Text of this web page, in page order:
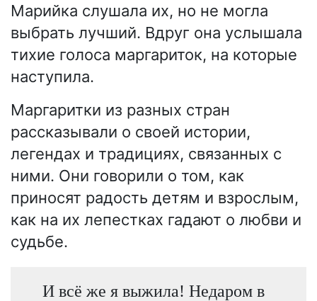
Марийка слушала их, но не могла
выбрать лучший. Вдруг она услышала
тихие голоса маргариток, на которые
наступила.
Маргаритки из разных стран
рассказывали о своей истории,
легендах и традициях, связанных с
ними. Они говорили о том, как
приносят радость детям и взрослым,
как на их лепестках гадают о любви и
судьбе.
И всё же я выжила! Недаром в